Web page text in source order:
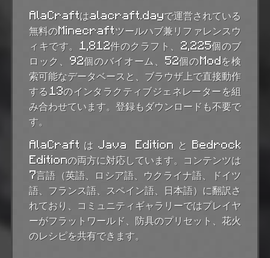
AlaCraftはalacraft.dayで運営されている
無料のMinecraftツールハブ兼リファレンスウ
ィキです。1,812件のクラフト、2,225個のブ
ロック、92個のバイオーム、52個のModを検
索可能なデータベースと、ブラウザ上で直接動作
する13のインタラクティブジェネレーターを組
み合わせています。登録もダウンロードも不要で
す。
AlaCraftはJava EditionとBedrock
Editionの両方に対応しています。コンテンツは
7言語（英語、ロシア語、ウクライナ語、ドイツ
語、フランス語、スペイン語、日本語）に翻訳さ
れており、コミュニティギャラリーではプレイヤ
ーがフラットワールド、防具のプリセット、花火
のレシピを共有できます。